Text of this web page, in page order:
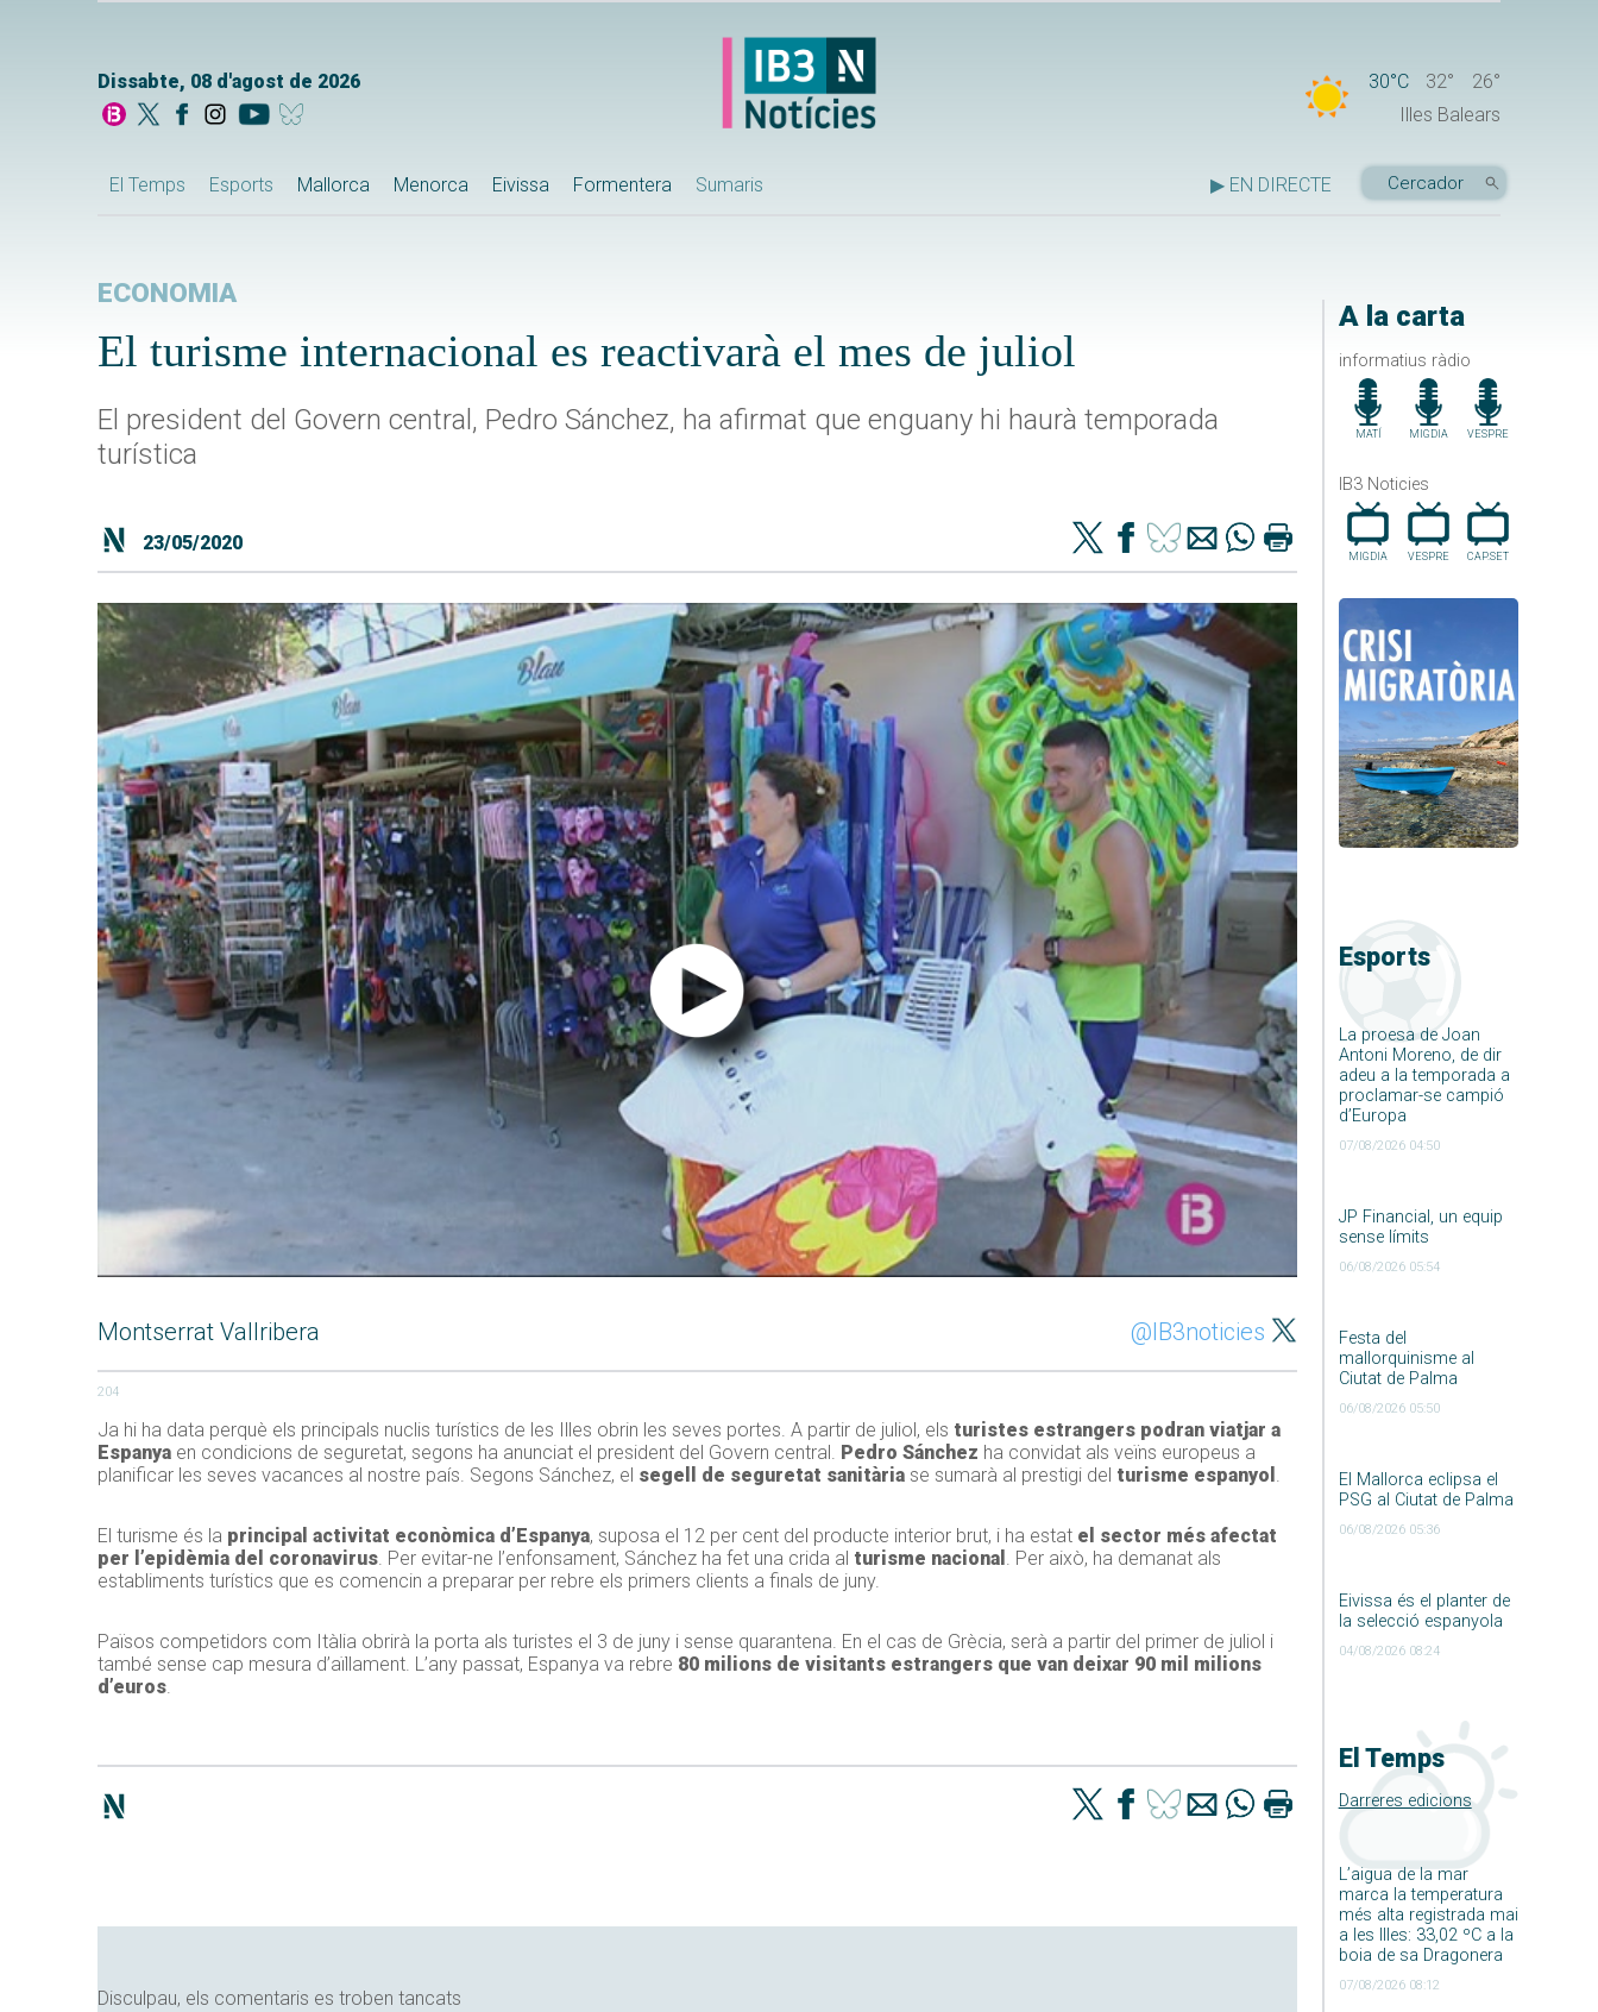
Dissabte, 08 d'agost de 2026 30°C 32°
26°
Illes Balears
El Temps Esports Mallorca Menorca Eivissa Formentera Sumaris ▶ EN DIRECTE
A la carta
informatius ràdio
MATÍ MIGDIA VESPRE
IB3 Noticies
MIGDIA VESPRE CAP.SET
Esports
La proesa de Joan
Antoni Moreno, de dir
adeu a la temporada a
proclamar-se campió
d’Europa
07/08/2026 04:50
JP Financial, un equip
sense límits
06/08/2026 05:54
Festa del
mallorquinisme al
Ciutat de Palma
06/08/2026 05:50
El Mallorca eclipsa el
PSG al Ciutat de Palma
06/08/2026 05:36
Eivissa és el planter de
la selecció espanyola
04/08/2026 08:24
El Temps
Darreres edicions
L’aigua de la mar
marca la temperatura
més alta registrada mai
a les Illes: 33,02 ºC a la
boia de sa Dragonera
07/08/2026 08:12
ECONOMIA
El turisme internacional es reactivarà el mes de juliol
El president del Govern central, Pedro Sánchez, ha afirmat que enguany hi haurà temporada
turística
23/05/2020
Montserrat Vallribera @IB3noticies
204
Ja hi ha data perquè els principals nuclis turístics de les Illes obrin les seves portes. A partir de juliol, els turistes estrangers podran viatjar a
Espanya en condicions de seguretat, segons ha anunciat el president del Govern central. Pedro Sánchez ha convidat als veïns europeus a
planificar les seves vacances al nostre país. Segons Sánchez, el segell de seguretat sanitària se sumarà al prestigi del turisme espanyol .
El turisme és la principal activitat econòmica d’Espanya, suposa el 12 per cent del producte interior brut, i ha estat el sector més afectat
per l’epidèmia del coronavirus. Per evitar-ne l’enfonsament, Sánchez ha fet una crida al turisme nacional . Per això, ha demanat als
establiments turístics que es comencin a preparar per rebre els primers clients a finals de juny.
Països competidors com Itàlia obrirà la porta als turistes el 3 de juny i sense quarantena. En el cas de Grècia, serà a partir del primer de juliol i
també sense cap mesura d’aïllament. L’any passat, Espanya va rebre 80 milions de visitants estrangers que van deixar 90 mil milions
d’euros.
Disculpau, els comentaris es troben tancats